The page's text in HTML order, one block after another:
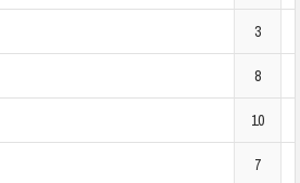
3
8
10
7